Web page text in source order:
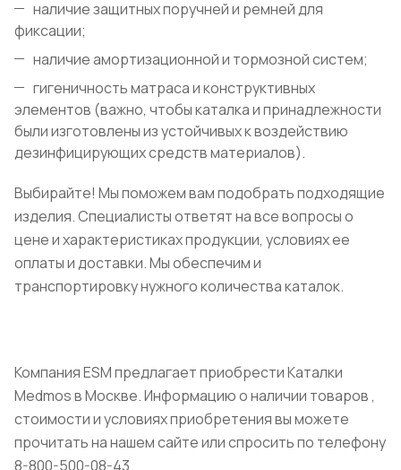
наличие защитных поручней и ремней для
фиксации;
наличие амортизационной и тормозной систем;
гигеничность матраса и конструктивных
элементов (важно, чтобы каталка и принадлежности
были изготовлены из устойчивых к воздействию
дезинфицирующих средств материалов).
Выбирайте! Мы поможем вам подобрать подходящие
изделия. Специалисты ответят на все вопросы о
цене и характеристиках продукции, условиях ее
оплаты и доставки. Мы обеспечим и
транспортировку нужного количества каталок.
Компания ESM предлагает приобрести Каталки
Medmos в Москве. Информацию о наличии товаров ,
стоимости и условиях приобретения вы можете
прочитать на нашем сайте или спросить по телефону
8-800-500-08-43.